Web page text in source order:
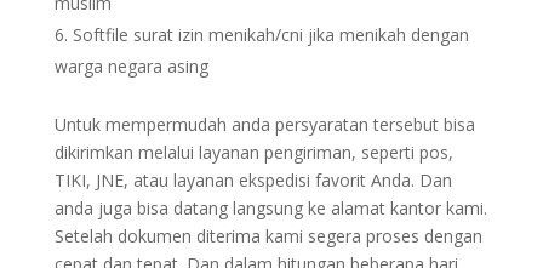
Softfile surat izin menikah/cni jika menikah dengan
warga negara asing
Untuk mempermudah anda persyaratan tersebut bisa
dikirimkan melalui layanan pengiriman, seperti pos,
TIKI, JNE, atau layanan ekspedisi favorit Anda. Dan
anda juga bisa datang langsung ke alamat kantor kami.
Setelah dokumen diterima kami segera proses dengan